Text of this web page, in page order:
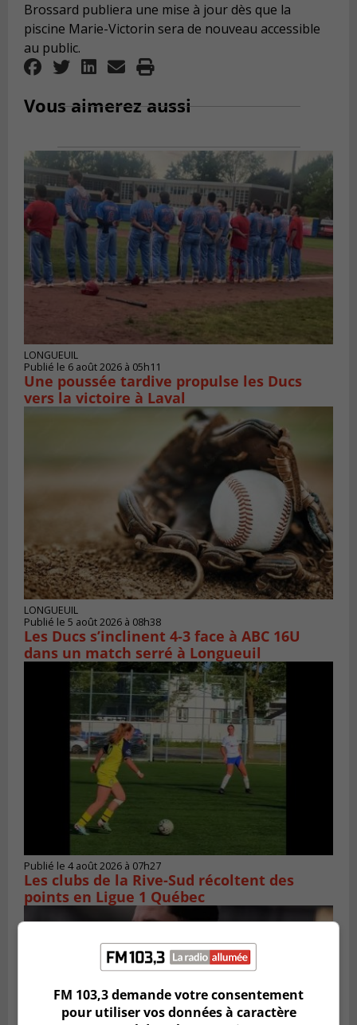
Brossard publiera une mise à jour dès que la
piscine Marie-Victorin sera de nouveau accessible
au public.
Vous aimerez aussi
LONGUEUIL
Publié le 6 août 2026 à 05h11
Une poussée tardive propulse les Ducs
vers la victoire à Laval
LONGUEUIL
Publié le 5 août 2026 à 08h38
Les Ducs s’inclinent 4‑3 face à ABC 16U
dans un match serré à Longueuil
Publié le 4 août 2026 à 07h27
Les clubs de la Rive-Sud récoltent des
points en Ligue 1 Québec
FM 103,3 demande votre consentement
pour utiliser vos données à caractère